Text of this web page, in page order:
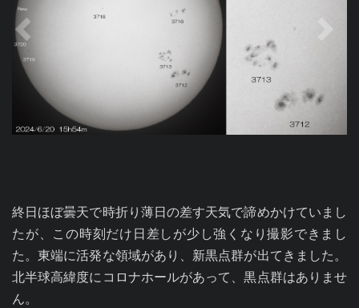
終日ほぼ曇天で時折り薄日の差す天気で諦めかけていまし
たが、この時刻だけ日差しが少し強くなり撮影できまし
た。東端に活発な領域があり、新黒点群が出てきました。
北半球高緯度にコロナホールがあって、黒点群はありませ
ん。